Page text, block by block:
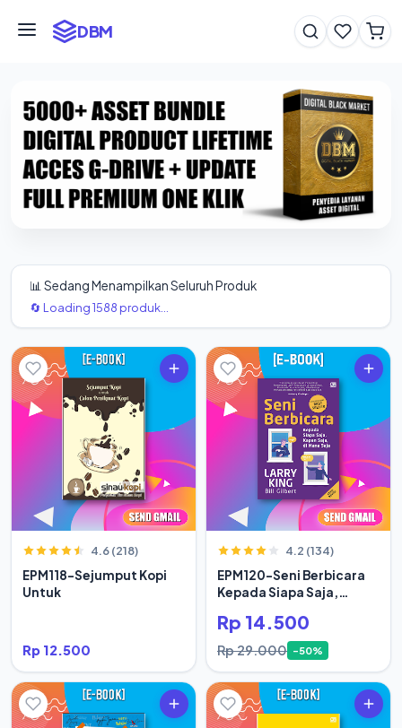
DBM
📊 Sedang Menampilkan Seluruh Produk
🔄 Loading 1588 produk...
4.6 (218)
EPM118-Sejumput Kopi
Untuk
Rp 12.500
4.2 (134)
EPM120-Seni Berbicara
Kepada Siapa Saja,
Rp 14.500
Rp 29.000 -50%